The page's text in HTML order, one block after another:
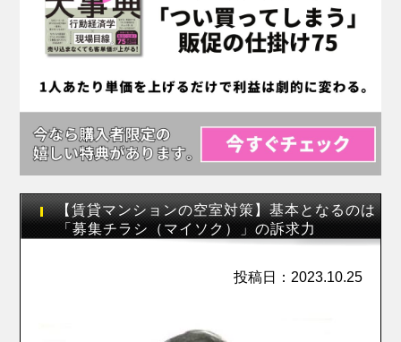
【賃貸マンションの空室対策】基本となるのは
「募集チラシ（マイソク）」の訴求力
投稿日：2023.10.25